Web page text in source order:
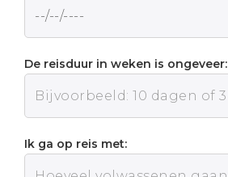
De reisduur in weken is ongeveer:
Ik ga op reis met: